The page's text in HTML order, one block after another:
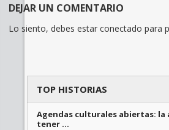
DEJAR UN COMENTARIO
Lo siento, debes estar conectado para
TOP HISTORIAS
Agendas culturales abiertas: la
tener …